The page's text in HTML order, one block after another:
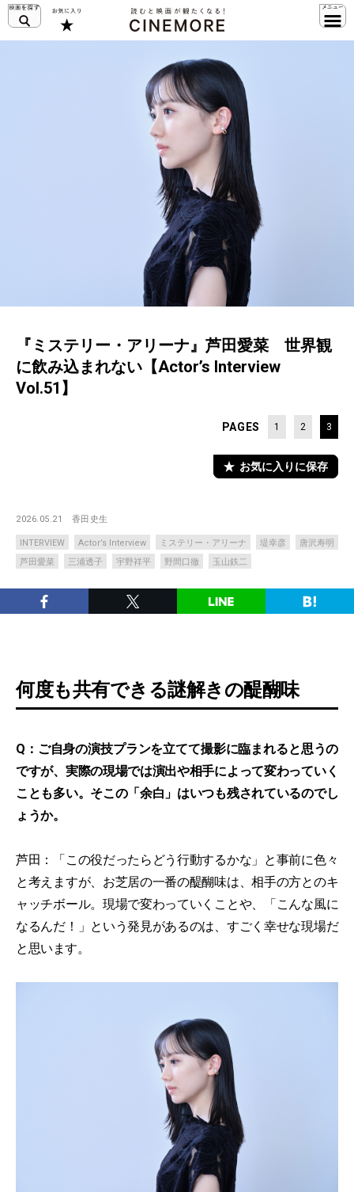
『ミステリー・アリーナ』芦田愛菜 世界観
に飲み込まれない【Actor’s Interview
Vol.51】
PAGES 1 2 3
お気に入りに保存
2026.05.21 香田史生
INTERVIEW Actor’s Interview ミステリー・アリーナ 堤幸彦
唐沢寿明
芦田愛菜
三浦透子 宇野祥平 野間口徹 玉山鉄二
何度も共有できる謎解きの醍醐味
Q：ご自身の演技プランを立てて撮影に臨まれると思うの
ですが、実際の現場では演出や相手によって変わっていく
ことも多い。そこの「余白」はいつも残されているのでし
ょうか。
芦田：「この役だったらどう行動するかな」と事前に色々
と考えますが、お芝居の一番の醍醐味は、相手の方とのキ
ャッチボール。現場で変わっていくことや、「こんな風に
なるんだ！」という発見があるのは、すごく幸せな現場だ
と思います。